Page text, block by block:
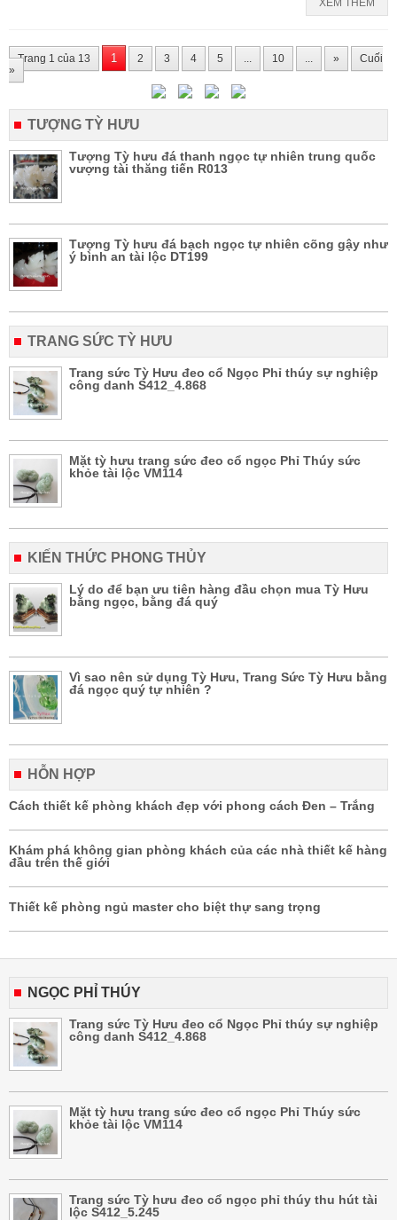
XEM THÊM
Trang 1 của 13 1 2 3 4 5 ... 10 ... »
Cuối
»
TƯỢNG TỲ HƯU
Tượng Tỳ hưu đá thanh ngọc tự nhiên trung quốc
vượng tài thăng tiến R013
Tượng Tỳ hưu đá bạch ngọc tự nhiên cõng gậy như
ý bình an tài lộc DT199
TRANG SỨC TỲ HƯU
Trang sức Tỳ Hưu đeo cổ Ngọc Phỉ thúy sự nghiệp
công danh S412_4.868
Mặt tỳ hưu trang sức đeo cổ ngọc Phỉ Thúy sức
khỏe tài lộc VM114
KIẾN THỨC PHONG THỦY
Lý do để bạn ưu tiên hàng đầu chọn mua Tỳ Hưu
bằng ngọc, bằng đá quý
Vì sao nên sử dụng Tỳ Hưu, Trang Sức Tỳ Hưu bằng
đá ngọc quý tự nhiên ?
HỖN HỢP
Cách thiết kế phòng khách đẹp với phong cách Đen – Trắng
Khám phá không gian phòng khách của các nhà thiết kế hàng
đầu trên thế giới
Thiết kế phòng ngủ master cho biệt thự sang trọng
NGỌC PHỈ THÚY
Trang sức Tỳ Hưu đeo cổ Ngọc Phỉ thúy sự nghiệp
công danh S412_4.868
Mặt tỳ hưu trang sức đeo cổ ngọc Phỉ Thúy sức
khỏe tài lộc VM114
Trang sức Tỳ hưu đeo cổ ngọc phỉ thúy thu hút tài
lộc S412_5.245